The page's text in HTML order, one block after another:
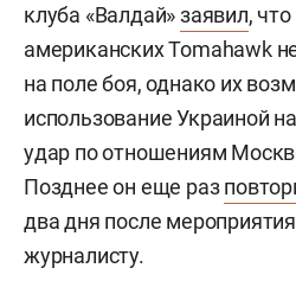
клуба «Валдай»заявил,
американских Tomahawk
на поле боя, однако их
использование Украиной
удар по отношениям
Позднее он еще раз
два дня после
журналисту.